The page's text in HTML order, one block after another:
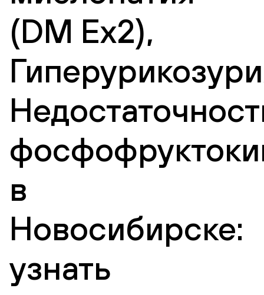
(DM Ex2),
в
Новосибирске:
узнать